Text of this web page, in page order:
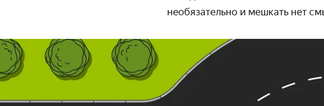
необязательно и мешкать нет